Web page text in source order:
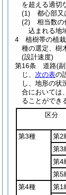
を超える適切
(1)
都心部又
(2)
相当数の
込まれる地
4
植樹帯の植
種の選定、樹
(設計速度)
第16条
道路(
じ、 次の表の
し、地形の状
合においては、
ることができ
区分
第3種
第2
第3
第4
第5
第4種
第1